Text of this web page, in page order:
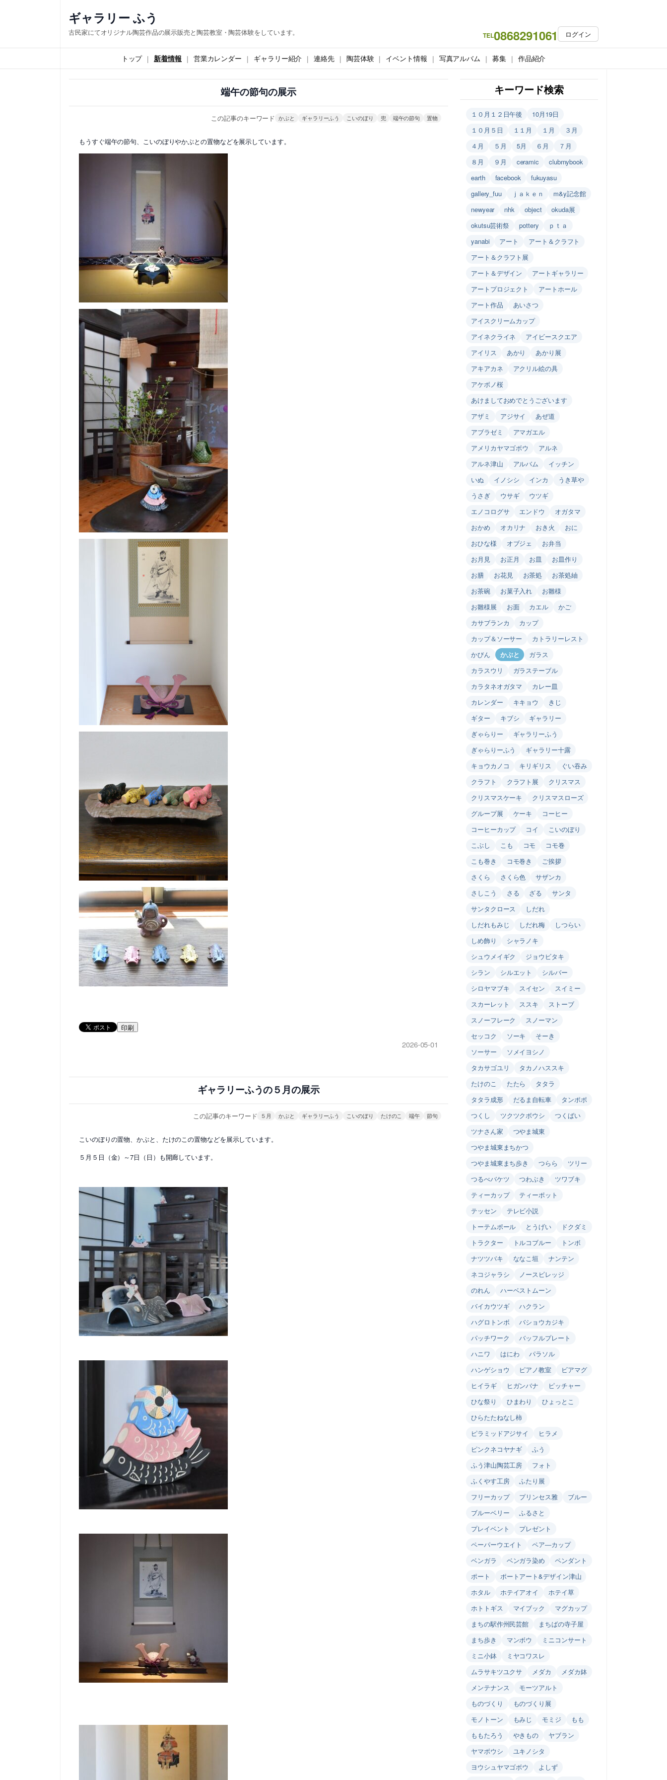
ス
キ
ギャラリー ふう
古民家にてオリジナル陶芸作品の展示販売と陶芸教室・陶芸体験をしています。 TEL0868291061 ログイン
トップ 新着情報 営業カレンダー ギャラリー紹介 連絡先 陶芸体験 イベント情報 写真アルバム 募集 作品紹介
端午の節句の展示
この記事のキーワード かぶと ギャラリーふう こいのぼり 兜 端午の節句 置物
もうすぐ端午の節句、こいのぼりやかぶとの置物などを展示しています。
印刷
2026-05-01
ギャラリーふうの５月の展示
この記事のキーワード ５月 かぶと ギャラリーふう こいのぼり たけのこ 端午 節句
こいのぼりの置物、かぶと、たけのこの置物などを展示しています。
５月５日（金）～7日（日）も開廊しています。
キーワード検索
１０月１２日午後
10月19日
１０月５日
１１月 １月
３月
４月
５月 5月 ６月
７月
８月
９月 ceramic
clubmybook
earth
facebook
fukuyasu
gallery_fuu
ｊａｋｅｎ
m&y記念館
newyear
nhk object
okuda展
okutsu芸術祭
pottery
ｐｔａ
yanabi
アート
アート＆クラフト
アート＆クラフト展
アート＆デザイン
アートギャラリー
アートプロジェクト
アートホール
アート作品
あいさつ
アイスクリームカップ
アイネクライネ
アイビースクエア
アイリス
あかり
あかり展
アキアカネ
アクリル絵の具
アケボノ桜
あけましておめでとうございます
アザミ
アジサイ
あぜ道
アブラゼミ
アマガエル
アメリカヤマゴボウ
アルネ
アルネ津山
アルバム
イッチン
いぬ
イノシシ インカ
うき草や
うさぎ
ウサギ
ウツギ
エノコログサ
エンドウ
オガタマ
おかめ
オカリナ おき火
おに
おひな様
オブジェ
お弁当
お月見
お正月 お皿
お皿作り
お膳
お花見 お茶処
お茶処紬
お茶碗
お菓子入れ
お雛様
お雛様展
お面 カエル
かご
カサブランカ
カップ
カップ＆ソーサー
カトラリーレスト
かびん
かぶと
ガラス
カラスウリ
ガラステーブル
カラタネオガタマ
カレー皿
カレンダー
キキョウ
きじ
ギター
キブシ
ギャラリー
ぎゃらりー
ギャラリーふう
ぎゃらりーふう
ギャラリー十露
キョウカノコ
キリギリス
ぐい吞み
クラフト
クラフト展
クリスマス
クリスマスケーキ
クリスマスローズ
グループ展
ケーキ
コーヒー
コーヒーカップ
コイ
こいのぼり
こぶし
こも コモ
コモ巻
こも巻き
コモ巻き
ご挨拶
さくら
さくら色
サザンカ
さしこう
さる ざる
サンタ
サンタクロース
しだれ
しだれもみじ
しだれ梅
しつらい
しめ飾り
シャラノキ
シュウメイギク
ジョウビタキ
シラン
シルエット
シルバー
シロヤマブキ
スイセン
スイミー
スカーレット
ススキ
ストーブ
スノーフレーク
スノーマン
セッコク
ソーキ
そーき
ソーサー
ソメイヨシノ
タカサゴユリ
タカノハススキ
たけのこ
たたら
タタラ
タタラ成形
だるま自転車
タンポポ
つくし
ツクツクボウシ
つくばい
ツナさん家
つやま城東
つやま城東まちかつ
つやま城東まち歩き
つらら
ツリー
つるべバケツ
つわぶき
ツワブキ
ティーカップ
ティーポット
テッセン
テレビ小説
トーテムポール
とうげい
ドクダミ
トラクター
トルコブルー
トンボ
ナツツバキ
ななこ垣
ナンテン
ネコジャラシ
ノースビレッジ
のれん
ハーベストムーン
バイカウツギ
ハクラン
ハグロトンボ
バショウカジキ
パッチワーク
バッフルプレート
ハニワ
はにわ
パラソル
ハンゲショウ
ピアノ教室
ビアマグ
ヒイラギ
ヒガンバナ
ピッチャー
ひな祭り
ひまわり
ひょっとこ
ひらたたねなし柿
ピラミッドアジサイ
ヒラメ
ピンクネコヤナギ
ふう
ふう津山陶芸工房
フォト
ふくやす工房
ふたり展
フリーカップ
プリンセス雅
ブルー
ブルーベリー
ふるさと
プレイベント
プレゼント
ペーパーウエイト
ペア―カップ
ベンガラ
ベンガラ染め
ペンダント
ポート
ポートアート&デザイン津山
ホタル
ホテイアオイ
ホテイ草
ホトトギス
マイブック
マグカップ
まちの駅作州民芸館
まちばの寺子屋
まち歩き
マンボウ
ミニコンサート
ミニ小鉢
ミヤコワスレ
ムラサキツユクサ
メダカ
メダカ鉢
メンテナンス
モーツアルト
ものづくり
ものづくり展
モノトーン
もみじ モミジ
もも
ももたろう
やきもの
ヤブラン
ヤマボウシ
ユキノシタ
ヨウシュヤマゴボウ
よしず